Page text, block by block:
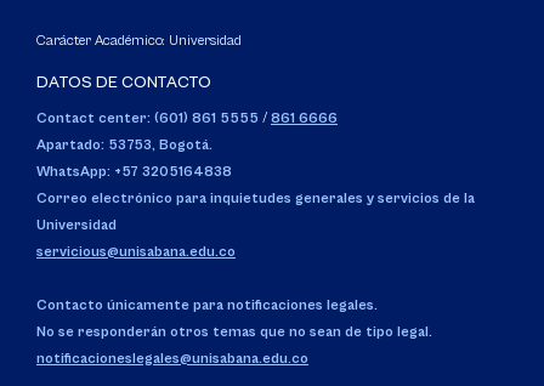
Carácter Académico: Universidad
DATOS DE CONTACTO
Contact center: (601) 861 5555 / 861 6666
Apartado: 53753, Bogotá.
WhatsApp: +57 3205164838
Correo electrónico para inquietudes generales y servicios de la
Universidad
servicious@unisabana.edu.co
Contacto únicamente para notificaciones legales.
No se responderán otros temas que no sean de tipo legal.
notificacioneslegales@unisabana.edu.co